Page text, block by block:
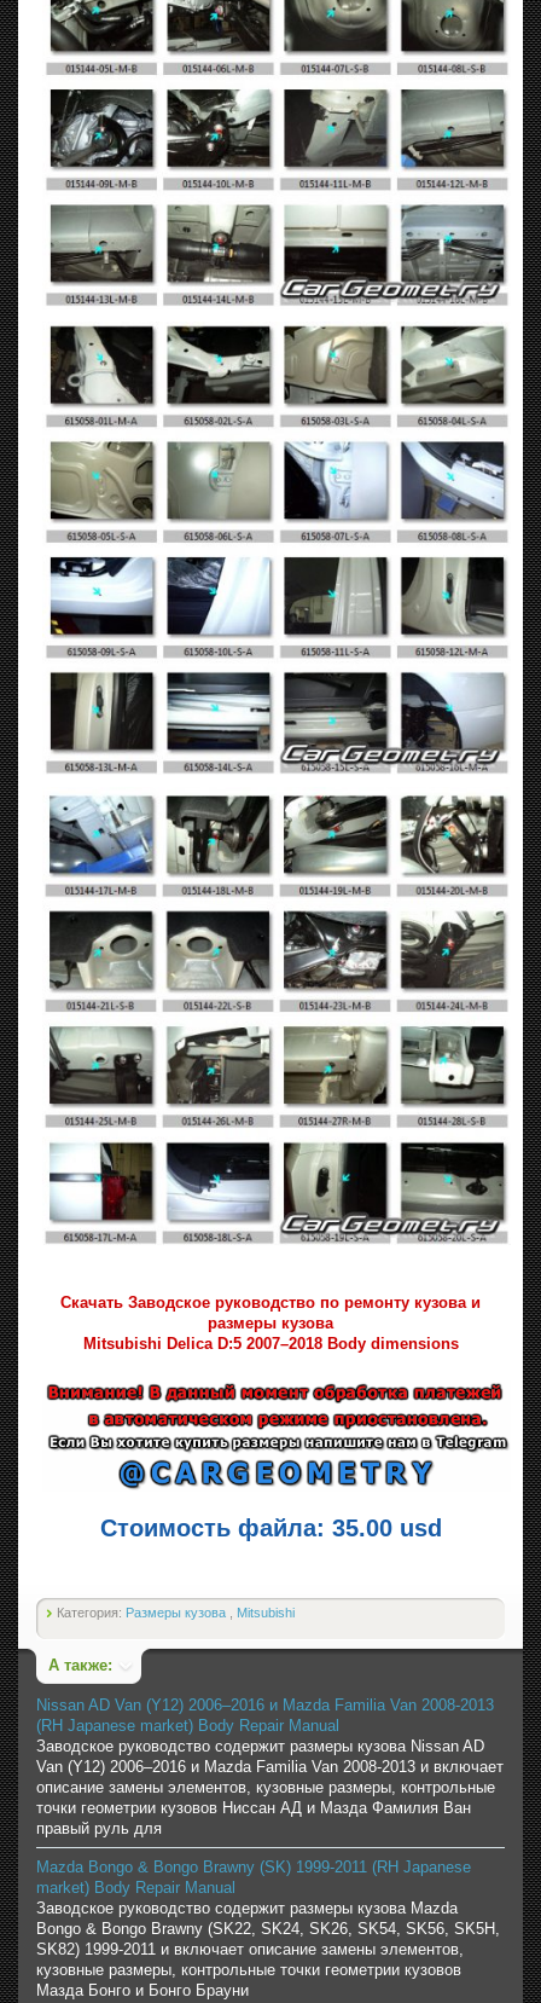
Скачать Заводское руководство по ремонту кузова и
размеры кузова
Mitsubishi Delica D:5 2007–2018 Body dimensions
Стоимость файла: 35.00 usd
Категория: Размеры кузова Mitsubishi
А также:
Nissan AD Van (Y12) 2006–2016 и Mazda Familia Van 2008-2013
(RH Japanese market) Body Repair Manual
Заводское руководство содержит размеры кузова Nissan AD
Van (Y12) 2006–2016 и Mazda Familia Van 2008-2013 и включает
описание замены элементов, кузовные размеры, контрольные
точки геометрии кузовов Ниссан АД и Мазда Фамилия Ван
правый руль для
Mazda Bongo & Bongo Brawny (SK) 1999-2011 (RH Japanese
market) Body Repair Manual
Заводское руководство содержит размеры кузова Mazda
Bongo & Bongo Brawny (SK22, SK24, SK26, SK54, SK56, SK5H,
SK82) 1999-2011 и включает описание замены элементов,
кузовные размеры, контрольные точки геометрии кузовов
Мазда Бонго и Бонго Брауни